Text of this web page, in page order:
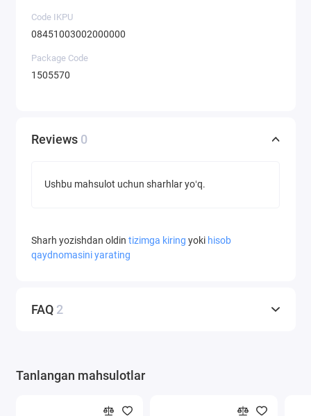
Code IKPU
08451003002000000
Package Code
1505570
Reviews 0
Ushbu mahsulot uchun sharhlar yoʻq.
Sharh yozishdan oldin tizimga kiring yoki hisob
qaydnomasini yarating
FAQ 2
Tanlangan mahsulotlar